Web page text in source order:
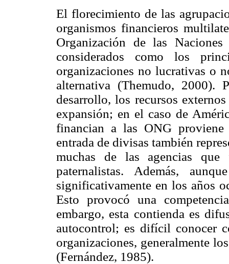
El florecimiento de las
organismos financieros
Organización de las
considerados como los
organizaciones no lucrativas o
alternativa (Themudo, 2000).
desarrollo, los recursos
expansión; en el caso de
financian a las ONG proviene
entrada de divisas también
muchas de las agencias
paternalistas. Además,
significativamente en los años
Esto provocó una
embargo, esta contienda es
autocontrol; es difícil conocer
organizaciones, generalmente
(Fernández, 1985).